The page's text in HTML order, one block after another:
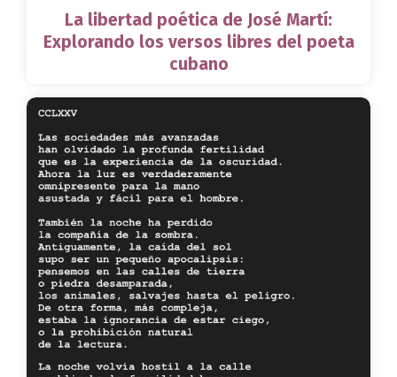
La libertad poética de José Martí:
Explorando los versos libres del poeta
cubano